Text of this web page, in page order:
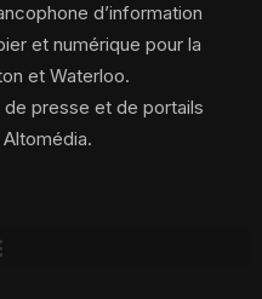
d’information
et numérique pour la
et Waterloo.
presse et de portails